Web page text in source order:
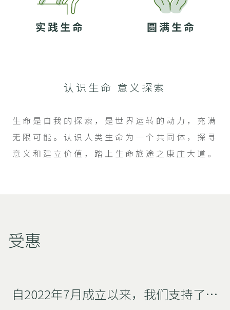
认识生命 意义探索
生命是自我的探索，是世界运转的动力，充满
无限可能。 认识人类生命为一个共同体， 探寻
意义和建立价值，踏上生命旅途之康庄大道。
受惠
自2022年7月成立以来，我们支持了…